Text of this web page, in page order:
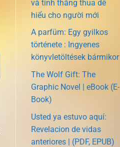
và tính thắng thua dễ
hiểu cho người mới
A parfüm: Egy gyilkos
története : Ingyenes
könyvletöltések bármikor
The Wolf Gift: The
Graphic Novel | eBook (E-
Book)
Usted ya estuvo aquí:
Revelacion de vidas
anteriores | (PDF, EPUB)